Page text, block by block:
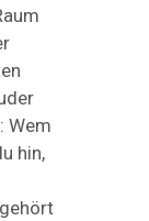
Wem
hin,